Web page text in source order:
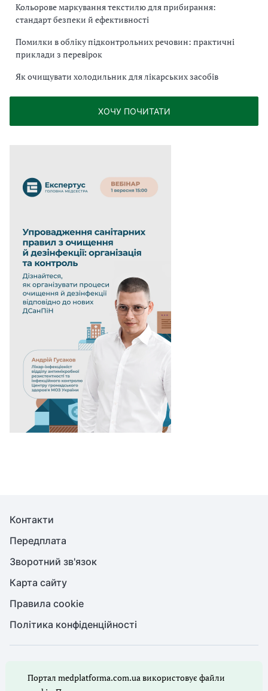
Кольорове маркування текстилю для прибирання:
стандарт безпеки й ефективності
Помилки в обліку підконтрольних речовин: практичні
приклади з перевірок
Як очищувати холодильник для лікарських засобів
ХОЧУ ПОЧИТАТИ
Контакти
Передплата
Зворотний зв'язок
Карта сайту
Правила cookie
Політика конфіденційності
Повне або часткове копіювання будь-яких матеріалів порталу,
Портал medplatforma.com.ua використовує файли